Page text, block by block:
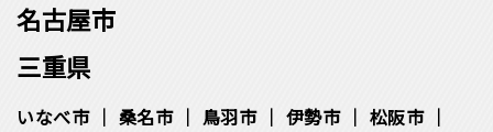
名古屋市
三重県
いなべ市 桑名市 鳥羽市 伊勢市
松阪市